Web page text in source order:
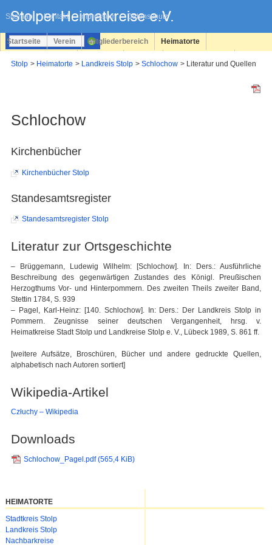
Sitemap Kontakt Impressum Datenschutz
überspringen
Startseite Verein Mitgliederbereich Heimatorte
Stolp Heimatorte Landkreis Stolp Schlochow Literatur und Quellen
Schlochow
Kirchenbücher
Kirchenbücher Stolp
Standesamtsregister
Standesamtsregister Stolp
Literatur zur Ortsgeschichte
– Brüggemann, Ludewig Wilhelm: [Schlochow]. In: Ders.: Ausführliche
Beschreibung des gegenwärtigen Zustandes des Königl. Preußischen
Herzogthums Vor- und Hinterpommern. Des zweiten Theils zweiter Band,
Stettin 1784, S. 939
– Pagel, Karl-Heinz: [140. Schlochow]. In: Ders.: Der Landkreis Stolp in
Pommern. Zeugnisse seiner deutschen Vergangenheit, hrsg. v.
Heimatkreise Stadt Stolp und Landkreise Stolp e. V., Lübeck 1989, S. 861 ff.
[weitere Aufsätze, Broschüren, Bücher und andere gedruckte Quellen,
alphabetisch nach Autoren sortiert]
Wikipedia-Artikel
Człuchy – Wikipedia
Downloads
Schlochow_Pagel.pdf(565,4 KiB)
HEIMATORTE
Navigation
überspringen
Stadtkreis Stolp
Landkreis Stolp
Nachbarkreise